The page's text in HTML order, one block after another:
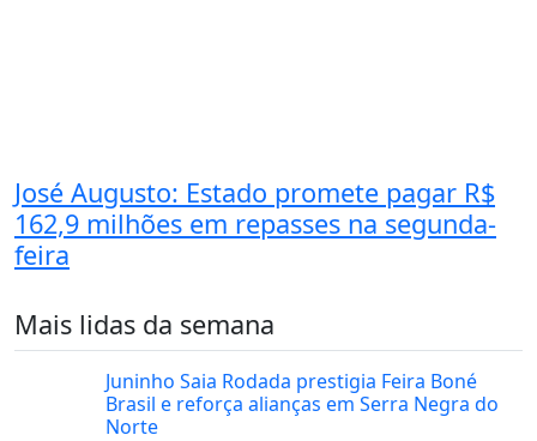
José Augusto: Estado promete pagar R$
162,9 milhões em repasses na segunda-
feira
Mais lidas da semana
Juninho Saia Rodada prestigia Feira Boné
Brasil e reforça alianças em Serra Negra do
Norte